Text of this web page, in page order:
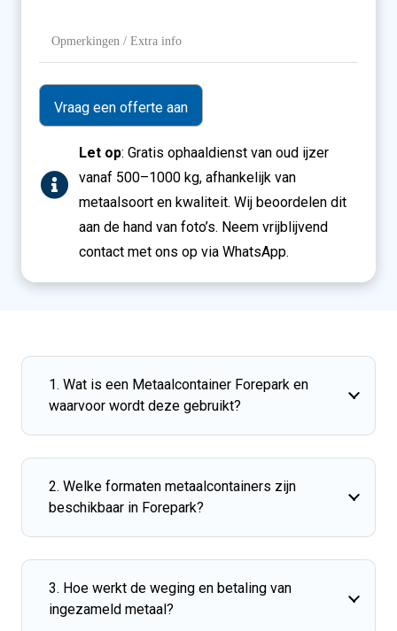
Extra
info
Let op: Gratis ophaaldienst van oud ijzer
vanaf 500–1000 kg, afhankelijk van
metaalsoort en kwaliteit. Wij beoordelen dit
aan de hand van foto’s. Neem vrijblijvend
contact met ons op via WhatsApp.
1. Wat is een Metaalcontainer Forepark en
waarvoor wordt deze gebruikt?
2. Welke formaten metaalcontainers zijn
beschikbaar in Forepark?
3. Hoe werkt de weging en betaling van
ingezameld metaal?